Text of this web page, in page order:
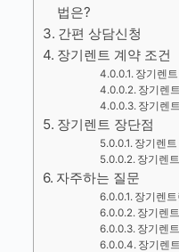
법은?
간편 상담신청
장기렌트 계약 조건
장기렌
장기렌
장기렌
장기렌트 장단점
장기렌
장기렌
자주하는 질문
장기렌
장기렌
장기렌
장기렌